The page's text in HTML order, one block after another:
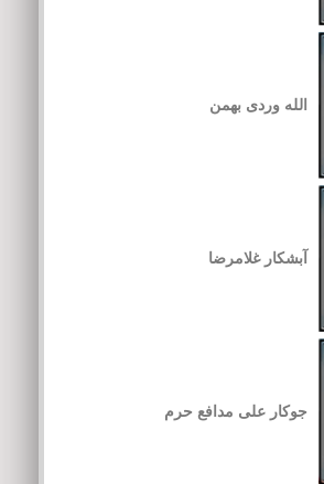
الله وردی بهمن
آبشکار غلامرضا
جوکار علی مدافع حرم